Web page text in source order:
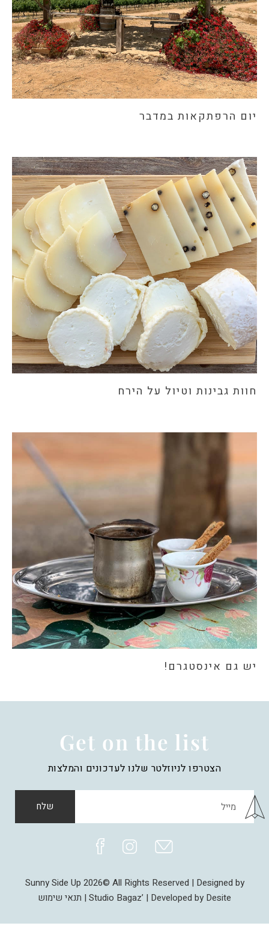
יום הרפתקאות במדבר
חוות גבינות וטיול על הירח
יש גם אינסטגרם!
Get on the list
הצטרפו לניוזלטר שלנו לעדכונים והמלצות
שלח
Sunny Side Up 2026© All Rights Reserved | Designed by
Studio Bagaz’ | Developed by Desite | תנאי שימוש